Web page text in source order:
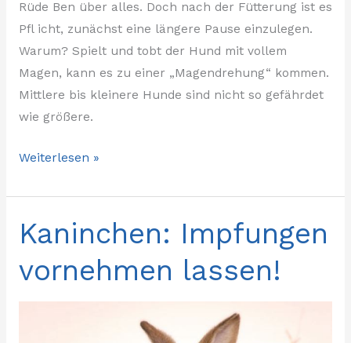
Rüde Ben über alles. Doch nach der Fütterung ist es
Pfl icht, zunächst eine längere Pause einzulegen.
Warum? Spielt und tobt der Hund mit vollem
Magen, kann es zu einer „Magendrehung“ kommen.
Mittlere bis kleinere Hunde sind nicht so gefährdet
wie größere.
Weiterlesen »
Kaninchen: Impfungen
vornehmen lassen!
Kaninchen:
Impfungen
vornehmen